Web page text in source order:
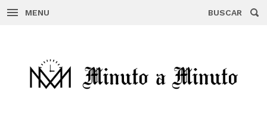
MENU BUSCAR